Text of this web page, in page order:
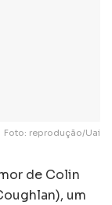
Foto: reprodução/Uai
de Colin
um